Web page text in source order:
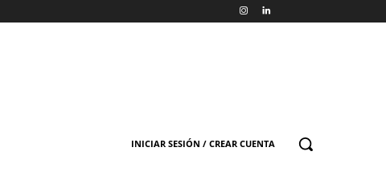
INICIAR SESIÓN / CREAR CUENTA